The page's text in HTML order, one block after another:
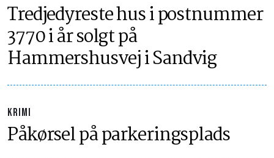
Tredjedyreste hus i postnummer
3770 i år solgt på
Hammershusvej i Sandvig
KRIMI
Påkørsel på parkeringsplads